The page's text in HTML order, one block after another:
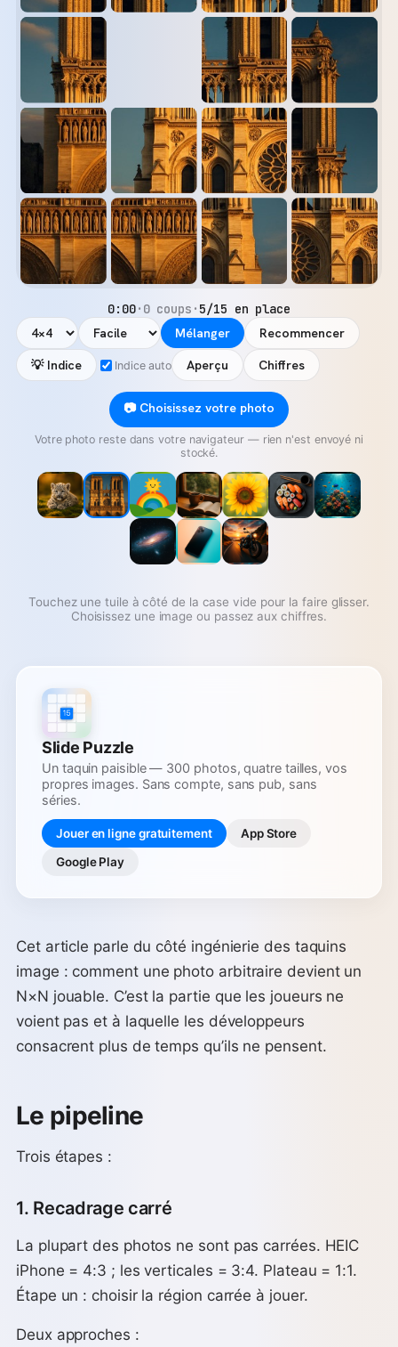
0:00· 0 coups · 5/15 en place
Mélanger
Recommencer
💡 Indice
Indice auto Aperçu Chiffres
📷 Choisissez votre photo
Votre photo reste dans votre navigateur — rien n'est envoyé ni
stocké.
Touchez une tuile à côté de la case vide pour la faire glisser.
Choisissez une image ou passez aux chiffres.
Slide Puzzle
Un taquin paisible — 300 photos, quatre tailles, vos
propres images. Sans compte, sans pub, sans
séries.
Jouer en ligne gratuitement
App Store
Google Play
Cet article parle du côté ingénierie des taquins
image : comment une photo arbitraire devient un
N×N jouable. C’est la partie que les joueurs ne
voient pas et à laquelle les développeurs
consacrent plus de temps qu’ils ne pensent.
Le pipeline
Trois étapes :
1. Recadrage carré
La plupart des photos ne sont pas carrées. HEIC
iPhone = 4:3 ; les verticales = 3:4. Plateau = 1:1.
Étape un : choisir la région carrée à jouer.
Deux approches :